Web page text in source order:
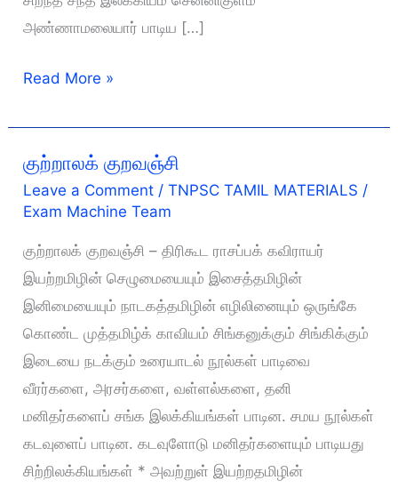
அண்ணாமலையார் பாடிய […]
காவடிச்சிந்து
Read More »
குற்றாலக் குறவஞ்சி
Leave a Comment /TNPSC TAMIL MATERIALS /
Exam Machine Team
குற்றாலக் குறவஞ்சி – திரிகூட ராசப்பக் கவிராயர்
இயற்றமிழின் செழுமையையும் இசைத்தமிழின்
இனிமையையும் நாடகத்தமிழின் எழிலினையும் ஒருங்கே
கொண்ட முத்தமிழ்க் காவியம் சிங்கனுக்கும் சிங்கிக்கும்
இடையை நடக்கும் உரையாடல் நூல்கள் பாடிவை
வீரர்களை, அரசர்களை, வள்ளல்களை, தனி
மனிதர்களைப் சங்க இலக்கியங்கள் பாடின. சமய நூல்கள்
கடவுளைப் பாடின. கடவுளோடு மனிதர்களையும் பாடியது
சிற்றிலக்கியங்கள் * அவற்றுள் இயற்றதமிழின்